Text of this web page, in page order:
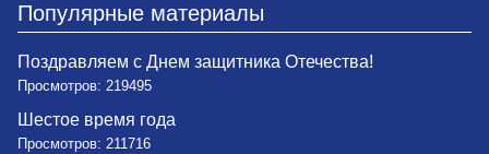
Популярные материалы
Поздравляем с Днем защитника Отечества!
Просмотров: 219495
Шестое время года
Просмотров: 211716